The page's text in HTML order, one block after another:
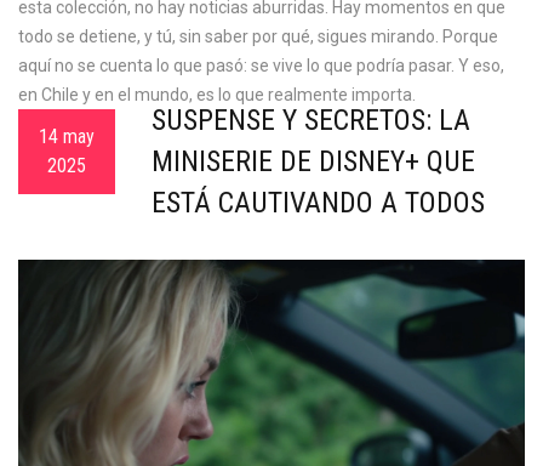
esta colección, no hay noticias aburridas. Hay momentos en que
todo se detiene, y tú, sin saber por qué, sigues mirando. Porque
aquí no se cuenta lo que pasó: se vive lo que podría pasar. Y eso,
en Chile y en el mundo, es lo que realmente importa.
14 may
2025
SUSPENSE Y SECRETOS: LA
MINISERIE DE DISNEY+ QUE
ESTÁ CAUTIVANDO A TODOS